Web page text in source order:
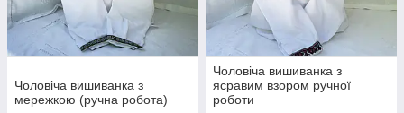
Чоловіча вишиванка з
мережкою (ручна робота)
Чоловіча вишиванка з
ясравим взором ручної
роботи